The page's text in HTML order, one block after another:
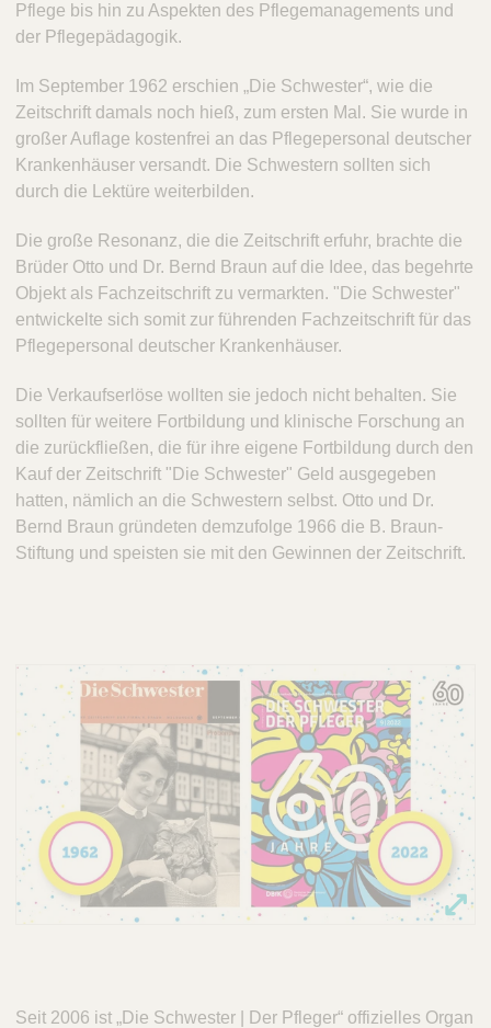
Pflege bis hin zu Aspekten des Pflegemanagements und
der Pflegepädagogik.
Im September 1962 erschien „Die Schwester“, wie die
Zeitschrift damals noch hieß, zum ersten Mal. Sie wurde in
großer Auflage kostenfrei an das Pflegepersonal deutscher
Krankenhäuser versandt. Die Schwestern sollten sich
durch die Lektüre weiterbilden.
Die große Resonanz, die die Zeitschrift erfuhr, brachte die
Brüder Otto und Dr. Bernd Braun auf die Idee, das begehrte
Objekt als Fachzeitschrift zu vermarkten. "Die Schwester"
entwickelte sich somit zur führenden Fachzeitschrift für das
Pflegepersonal deutscher Krankenhäuser.
Die Verkaufserlöse wollten sie jedoch nicht behalten. Sie
sollten für weitere Fortbildung und klinische Forschung an
die zurückfließen, die für ihre eigene Fortbildung durch den
Kauf der Zeitschrift "Die Schwester" Geld ausgegeben
hatten, nämlich an die Schwestern selbst. Otto und Dr.
Bernd Braun gründeten demzufolge 1966 die B. Braun-
Stiftung und speisten sie mit den Gewinnen der Zeitschrift.
Seit 2006 ist „Die Schwester | Der Pfleger“ offizielles Organ